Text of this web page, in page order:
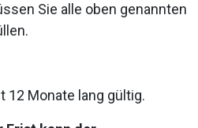
Sie alle oben genannten
12 Monate lang gültig.